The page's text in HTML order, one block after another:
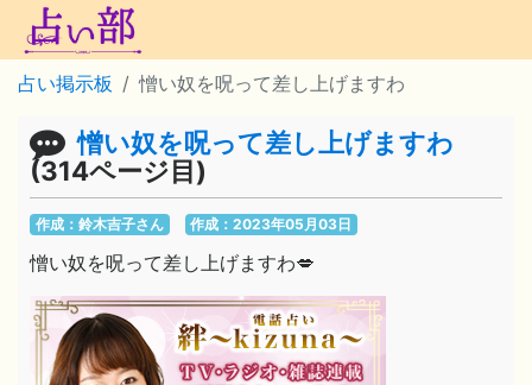
占い掲示板 憎い奴を呪って差し上げますわ
憎い奴を呪って差し上げますわ
(314ページ目)
作成：鈴木吉子さん 作成：2023年05月03日
憎い奴を呪って差し上げますわ💋